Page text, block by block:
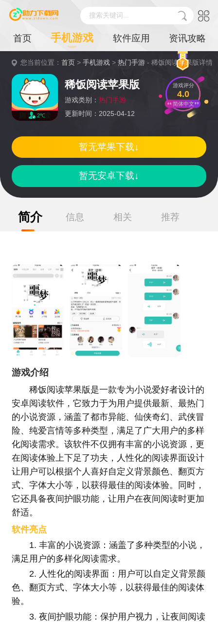
搜索关键词...
首页 手机游戏 软件应用 资讯攻略
您当前位置：首页 >手机游戏 >热门手游 - 稀饭阅读苹果版详情
2℃
稀饭阅读苹果版
游戏类别： 热门手游
更新时间：2025-04-12
游戏评分
4.0
简体中文
暂无安卓下载↓
暂无苹果下载↓
简介 信息 相关 推荐
游戏介绍
稀饭阅读苹果版是一款专为小说爱好者设计的
安卓阅读软件，它致力于为用户提供最新、最热门
的小说资源，涵盖了都市异能、仙侠奇幻、武侠冒
险、纯爱言情等多种类型，满足了广大用户的多样
化阅读需求。该软件不仅拥有丰富的小说资源，更
在阅读体验上下足了功夫，人性化的阅读界面设计
让用户可以根据个人喜好自定义背景颜色、翻页方
式、字体大小等，以获得最佳的阅读体验。同时，
它还具备夜间护眼功能，让用户在夜间阅读时更加
舒适。
软件亮点
1. 丰富的小说资源：涵盖了多种类型的小说，
满足用户的多样化阅读需求。
2. 人性化的阅读界面：用户可以自定义背景颜
色、翻页方式、字体大小等，以获得最佳的阅读体
验。
3. 夜间护眼功能：保护用户视力，让夜间阅读